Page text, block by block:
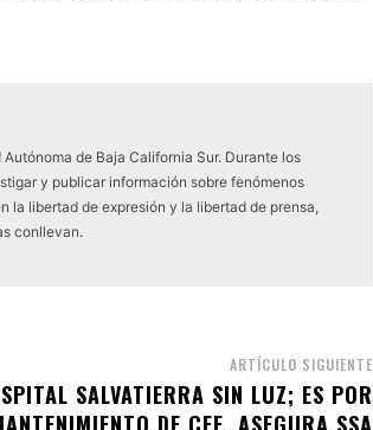
de Baja California Sur. Durante los
y publicar información sobre fenómenos
libertad de expresión y la libertad de prensa,
conllevan.
ARTÍCULO SIGUIENTE
SALVATIERRA SIN LUZ; ES POR
DE CFE, ASEGURA SSA